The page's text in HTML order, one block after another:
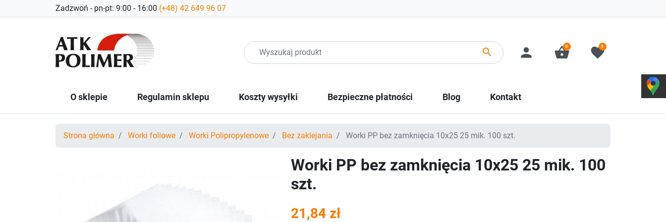
Zadzwoń - pn-pt: 9:00 - 16:00 (+48) 42 649 96 07
search person shopping_basket
0 favorite
0
O sklepie Regulamin sklepu Koszty wysyłki Bezpieczne płatności Blog Kontakt
Strona główna Worki foliowe Worki Polipropylenowe Bez zaklejania Worki PP bez zamknięcia 10x25 25 mik. 100 szt.
Worki PP bez zamknięcia 10x25 25 mik. 100
szt.
21,84 zł